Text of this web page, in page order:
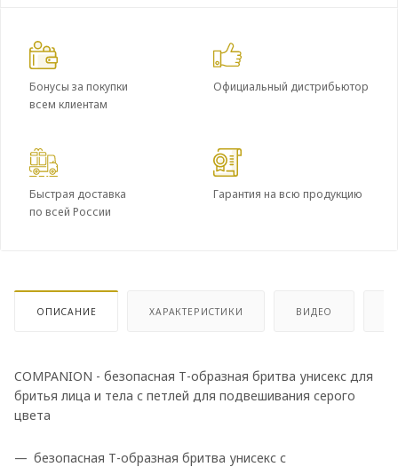
Бонусы за покупки
всем клиентам
Официальный дистрибьютор
Быстрая доставка
по всей России
Гарантия на всю продукцию
ОПИСАНИЕ ХАРАКТЕРИСТИКИ ВИДЕО
COMPANION - безопасная Т-образная бритва унисекс для
бритья лица и тела с петлей для подвешивания серого
цвета
безопасная Т-образная бритва унисекс с